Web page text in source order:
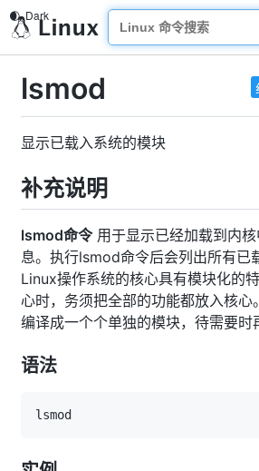
lsmod
显示已载入系统的模块
补充说明
lsmod命令用于显示已经加载到内
息。执行lsmod命令后会列出所有已
Linux操作系统的核心具有模块化的
心时，务须把全部的功能都放入核心
编译成一个个单独的模块，待需要时
语法